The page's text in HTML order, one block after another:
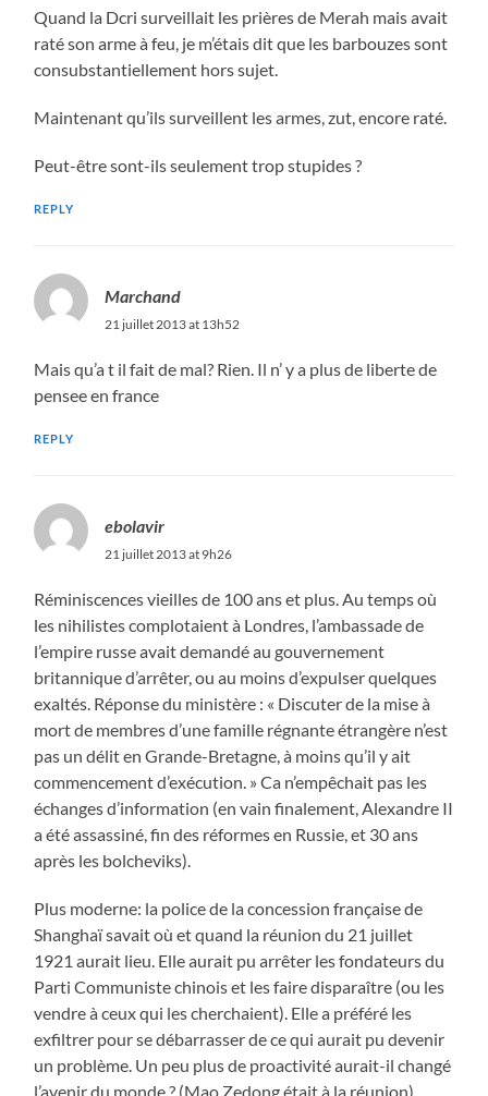
Quand la Dcri surveillait les prières de Merah mais avait
raté son arme à feu, je m’étais dit que les barbouzes sont
consubstantiellement hors sujet.
Maintenant qu’ils surveillent les armes, zut, encore raté.
Peut-être sont-ils seulement trop stupides ?
REPLY
Marchand
21 juillet 2013 at 13h52
Mais qu’a t il fait de mal? Rien. Il n’ y a plus de liberte de
pensee en france
REPLY
ebolavir
21 juillet 2013 at 9h26
Réminiscences vieilles de 100 ans et plus. Au temps où
les nihilistes complotaient à Londres, l’ambassade de
l’empire russe avait demandé au gouvernement
britannique d’arrêter, ou au moins d’expulser quelques
exaltés. Réponse du ministère : « Discuter de la mise à
mort de membres d’une famille régnante étrangère n’est
pas un délit en Grande-Bretagne, à moins qu’il y ait
commencement d’exécution. » Ca n’empêchait pas les
échanges d’information (en vain finalement, Alexandre II
a été assassiné, fin des réformes en Russie, et 30 ans
après les bolcheviks).
Plus moderne: la police de la concession française de
Shanghaï savait où et quand la réunion du 21 juillet
1921 aurait lieu. Elle aurait pu arrêter les fondateurs du
Parti Communiste chinois et les faire disparaître (ou les
vendre à ceux qui les cherchaient). Elle a préféré les
exfiltrer pour se débarrasser de ce qui aurait pu devenir
un problème. Un peu plus de proactivité aurait-il changé
l’avenir du monde ? (Mao Zedong était à la réunion).